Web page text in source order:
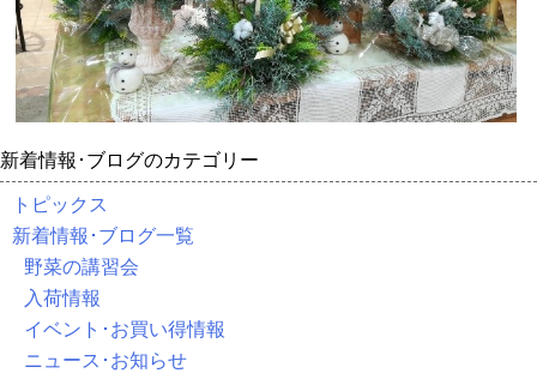
新着情報･ブログのカテゴリー
トピックス
新着情報･ブログ一覧
野菜の講習会
入荷情報
イベント･お買い得情報
ニュース･お知らせ